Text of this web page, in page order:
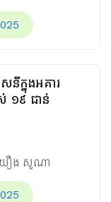
នីក្នុងអគារ
១៩ ជាន់
ឿង សូណា